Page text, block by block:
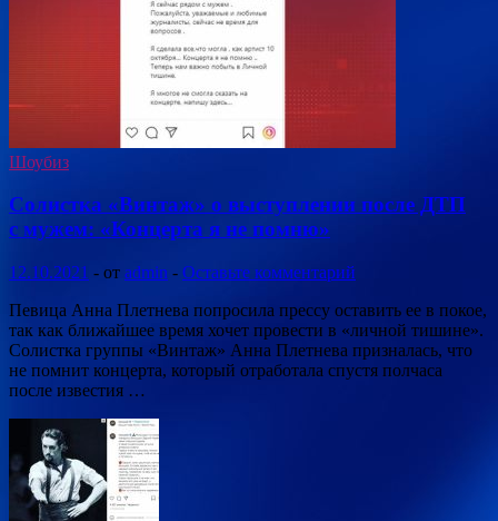
Шоубиз
Солистка «Винтаж» о выступлении после ДТП
с мужем: «Концерта я не помню»
12.10.2021 - от admin - Оставьте комментарий
Певица Анна Плетнева попросила прессу оставить ее в покое,
так как ближайшее время хочет провести в «личной тишине».
Солистка группы «Винтаж» Анна Плетнева призналась, что
не помнит концерта, который отработала спустя полчаса
после известия …